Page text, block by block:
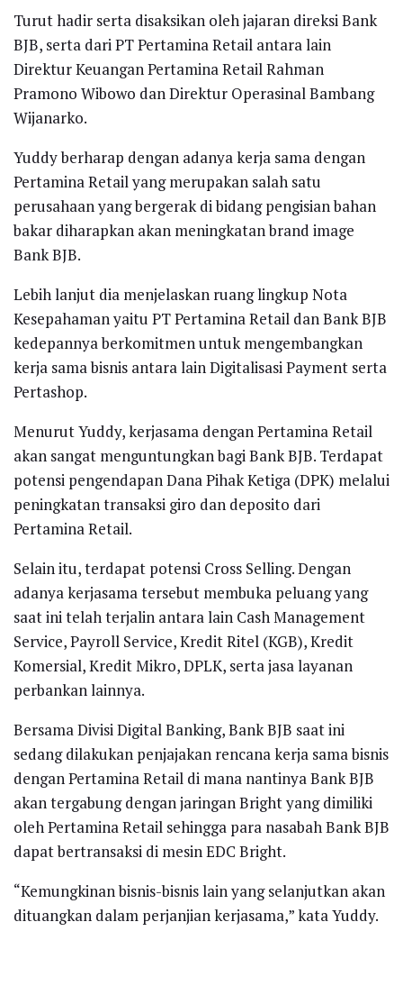
Turut hadir serta disaksikan oleh jajaran direksi Bank
BJB, serta dari PT Pertamina Retail antara lain
Direktur Keuangan Pertamina Retail Rahman
Pramono Wibowo dan Direktur Operasinal Bambang
Wijanarko.
Yuddy berharap dengan adanya kerja sama dengan
Pertamina Retail yang merupakan salah satu
perusahaan yang bergerak di bidang pengisian bahan
bakar diharapkan akan meningkatan brand image
Bank BJB.
Lebih lanjut dia menjelaskan ruang lingkup Nota
Kesepahaman yaitu PT Pertamina Retail dan Bank BJB
kedepannya berkomitmen untuk mengembangkan
kerja sama bisnis antara lain Digitalisasi Payment serta
Pertashop.
Menurut Yuddy, kerjasama dengan Pertamina Retail
akan sangat menguntungkan bagi Bank BJB. Terdapat
potensi pengendapan Dana Pihak Ketiga (DPK) melalui
peningkatan transaksi giro dan deposito dari
Pertamina Retail.
Selain itu, terdapat potensi Cross Selling. Dengan
adanya kerjasama tersebut membuka peluang yang
saat ini telah terjalin antara lain Cash Management
Service, Payroll Service, Kredit Ritel (KGB), Kredit
Komersial, Kredit Mikro, DPLK, serta jasa layanan
perbankan lainnya.
Bersama Divisi Digital Banking, Bank BJB saat ini
sedang dilakukan penjajakan rencana kerja sama bisnis
dengan Pertamina Retail di mana nantinya Bank BJB
akan tergabung dengan jaringan Bright yang dimiliki
oleh Pertamina Retail sehingga para nasabah Bank BJB
dapat bertransaksi di mesin EDC Bright.
“Kemungkinan bisnis-bisnis lain yang selanjutkan akan
dituangkan dalam perjanjian kerjasama,” kata Yuddy.